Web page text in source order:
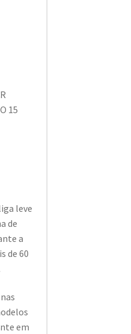
15
leve
de
a
de 60
em